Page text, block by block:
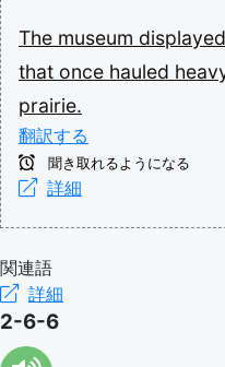
The museum displayed
that once hauled
prairie.
翻訳する
聞き取れるようになる
詳細
関連語
詳細
2-6-6